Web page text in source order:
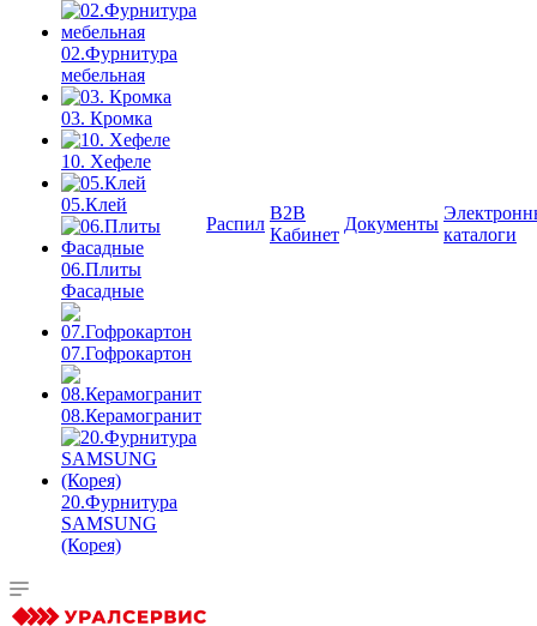
02.Фурнитура
мебельная
03. Кромка
10. Хефеле
05.Клей
06.Плиты
Фасадные
07.Гофрокартон
08.Керамогранит
20.Фурнитура
SAMSUNG
(Корея)
Распил
B2B
Кабинет
Документы
каталоги